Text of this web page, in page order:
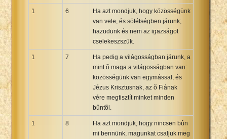
1 6
Ha azt mondjuk, hogy közösségünk
van vele, és sötétségben járunk;
hazudunk és nem az igazságot
cselekeszszük.
1 7
Ha pedig a világosságban járunk, a
mint õ maga a világosságban van:
közösségünk van egymással, és
Jézus Krisztusnak, az õ Fiának
vére megtisztít minket minden
bûntõl.
1 8
Ha azt mondjuk, hogy nincsen bûn
mi bennünk, magunkat csaljuk meg